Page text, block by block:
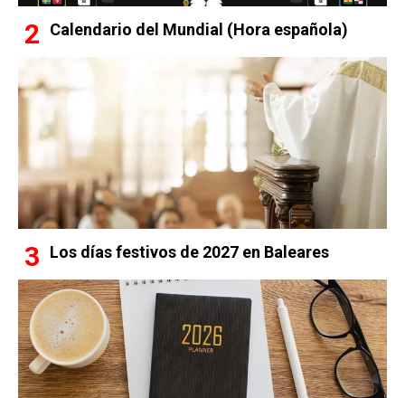
Calendario del Mundial (Hora española)
Los días festivos de 2027 en Baleares